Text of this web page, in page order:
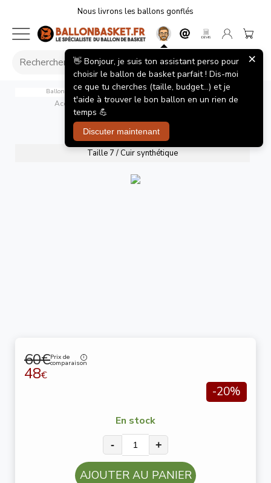
Nous livrons les ballons gonflés
Ballon de Basket Spalding TF250 React - Officiel LNB Taille 7
Accueil/ Ballons de basket/Lnb Tf250 React T7
Lnb Tf250 React T7
Taille 7 / Cuir synthétique
60€Prix de
comparaison
48€
-20%
En stock
- +
AJOUTER AU PANIER
👋 Bonjour, je suis ton assistant perso pour
choisir le ballon de basket parfait ! Dis-moi
ce que tu cherches (taille, budget...) et je
t'aide à trouver le bon ballon en un rien de
temps 💪
Discuter maintenant
×